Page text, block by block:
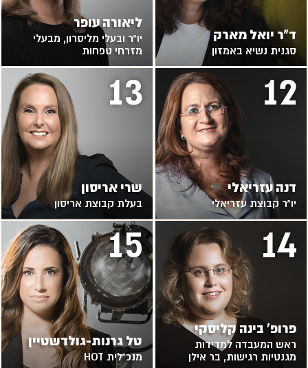
ד"ר יואל מארק
סגנית נשיא באמזון
ליאורה עופר
יו"ר ובעלי מליסרון, מבעלי
מזרחי טפחות
12
דנה עזריאלי
יו"ר קבוצת עזריאלי
13
שרי אריסון
בעלת קבוצת אריסון
14
פרופ' בינה קליסקי
ראש המעבדה למדידות
מגנטיות רגישות, בר אילן
15
טל גרנות-גולדשטיין
מנכ"לית HOT